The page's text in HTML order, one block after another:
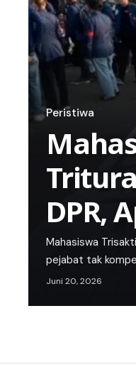
Peristiwa
DPR,
Mahasiswa
pejabat tak
Juni 20, 2026